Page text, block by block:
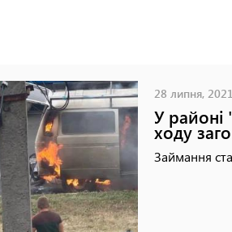
28 липня,
У районі
ходу
Займання